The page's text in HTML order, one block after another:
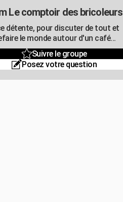
Le comptoir des bricoleurs
détente, pour discuter de tout et
le monde autour d'un café...
Suivre le groupe
Posez votre question